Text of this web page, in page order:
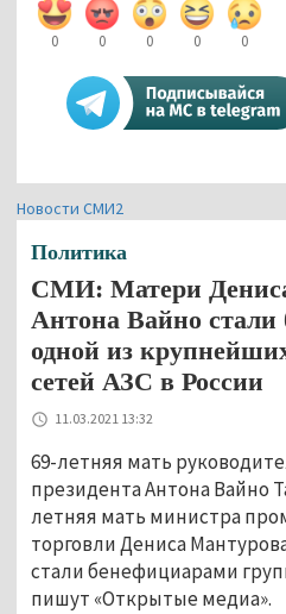
0 0 0 0 0
Новости СМИ2
Политика
СМИ: Матери
Антона Вайно
одной из
сетей АЗС в России
11.03.2021 13:32
69-летняя мать
президента Антона Вайно
летняя мать министра
торговли Дениса
стали бенефициарами
пишут «Открытые медиа».